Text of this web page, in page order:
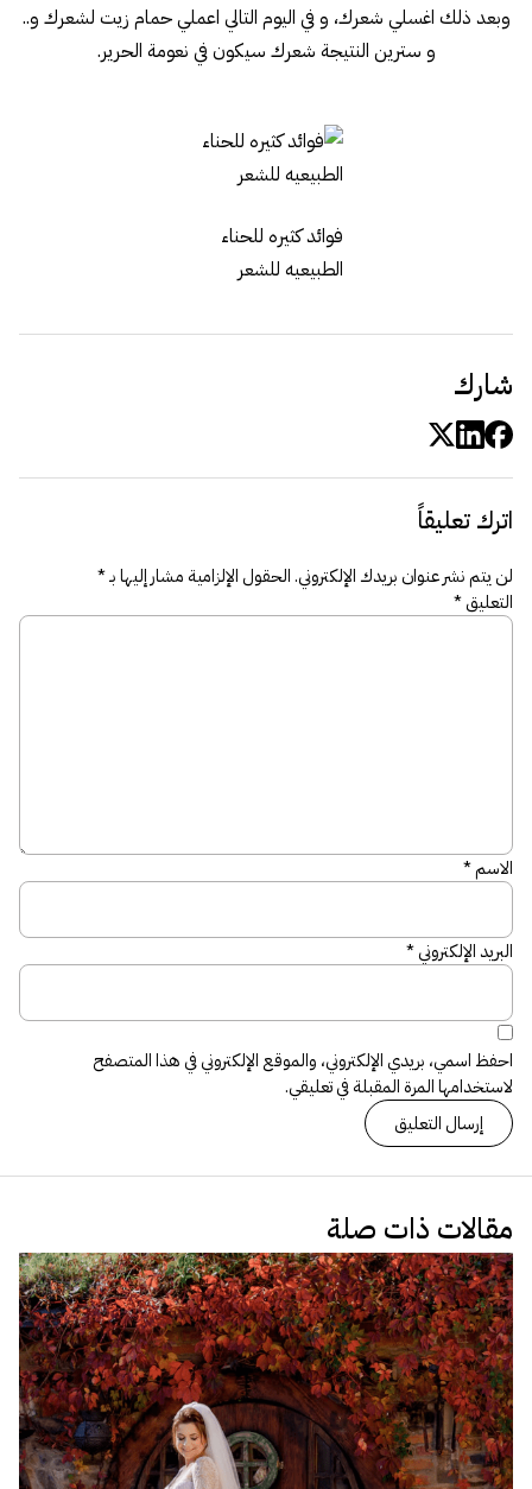
وبعد ذلك اغسلي شعرك، و في اليوم التالي اعملي حمام زيت لشعرك و..
و سترين النتيجة شعرك سيكون في نعومة الحرير.
فوائد كثيره للحناء
الطبيعيه للشعر
شارك
اترك تعليقاً
لن يتم نشر عنوان بريدك الإلكتروني.الحقول الإلزامية مشار إليها بـ*
التعليق*
الاسم*
البريد الإلكتروني*
احفظ اسمي، بريدي الإلكتروني، والموقع الإلكتروني في هذا المتصفح
لاستخدامها المرة المقبلة في تعليقي.
مقالات ذات صلة